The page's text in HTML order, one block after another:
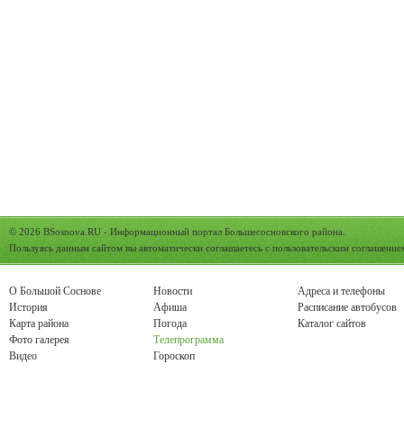
© 2026 BSosnova.RU - Информационный портал Большесосновского района.
Пользуясь данным сайтом вы автоматически соглашаетесь с пользовательским
О Большой Соснове
История
Карта района
Фото галерея
Видео
Новости
Афиша
Погода
Телепрограмма
Гороскоп
Адреса и телефоны
Расписание автобусов
Каталог сайтов